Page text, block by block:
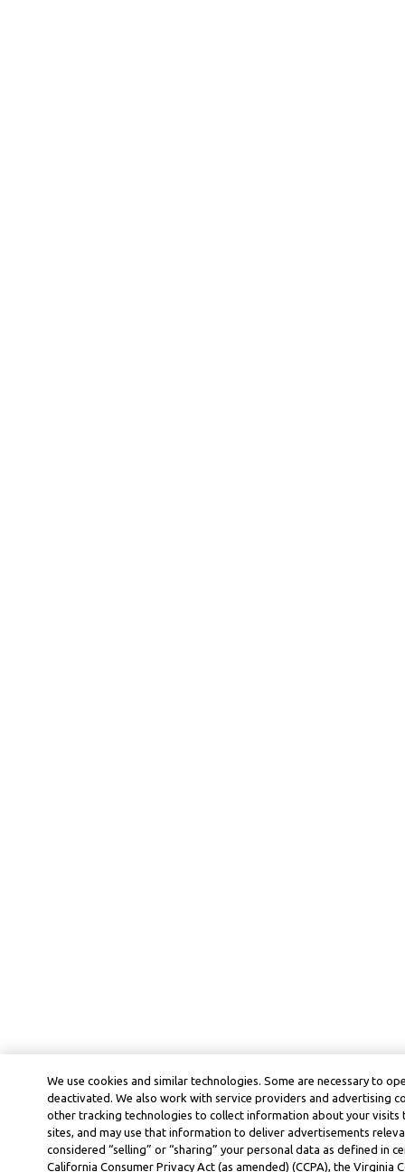
We use cookies and similar technologies. Some are necessary to
deactivated. We also work with service providers and advertising
other tracking technologies to collect information about your
sites, and may use that information to deliver advertisements
considered “selling” or “sharing” your personal data as defined in
California Consumer Privacy Act (as amended) (CCPA), the Virginia